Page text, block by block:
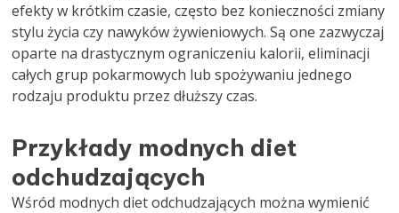
efekty w krótkim czasie, często bez konieczności zmiany
stylu życia czy nawyków żywieniowych. Są one zazwyczaj
oparte na drastycznym ograniczeniu kalorii, eliminacji
całych grup pokarmowych lub spożywaniu jednego
rodzaju produktu przez dłuższy czas.
Przykłady modnych diet
odchudzających
Wśród modnych diet odchudzających można wymienić